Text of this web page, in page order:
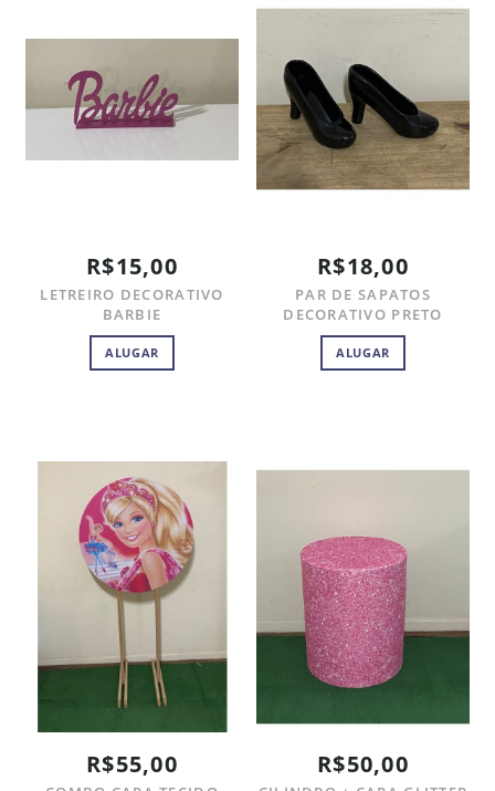
R$15,00
LETREIRO DECORATIVO
BARBIE
ALUGAR
R$18,00
PAR DE SAPATOS
DECORATIVO PRETO
ALUGAR
R$55,00 R$50,00